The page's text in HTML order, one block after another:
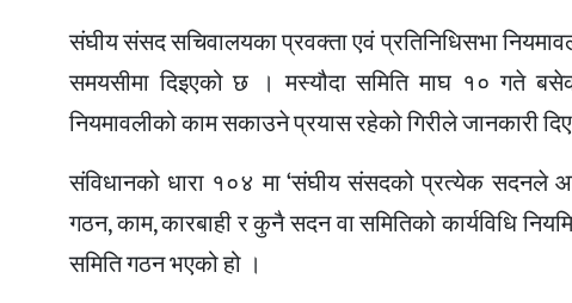
संघीय संसद सचिवालयका प्रवक्ता एवं प्रतिनिधिसभा
समयसीमा दिइएको छ । मस्यौदा समिति माघ १० गते
नियमावलीको काम सकाउने प्रयास रहेको गिरीले जानकारी
संविधानको धारा १०४ मा ‘संघीय संसदको प्रत्येक सदनले
गठन, काम, कारबाही र कुनै सदन वा समितिको कार्यविधि
समिति गठन भएको हो ।